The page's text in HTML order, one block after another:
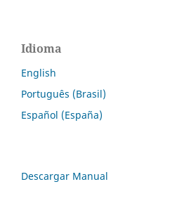
Idioma
English
Português (Brasil)
Español (España)
Descargar Manual